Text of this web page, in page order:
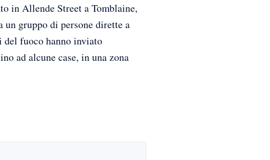
in Allende Street a Tomblaine,
gruppo di persone dirette a
del fuoco hanno inviato
ad alcune case, in una zona